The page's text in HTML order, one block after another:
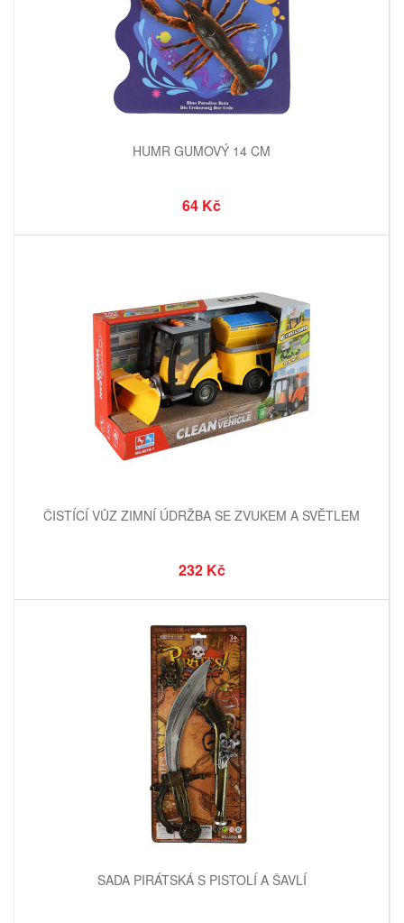
HUMR GUMOVÝ 14 CM
64 Kč
ČISTÍCÍ VŮZ ZIMNÍ ÚDRŽBA SE ZVUKEM A SVĚTLEM
232 Kč
SADA PIRÁTSKÁ S PISTOLÍ A ŠAVLÍ